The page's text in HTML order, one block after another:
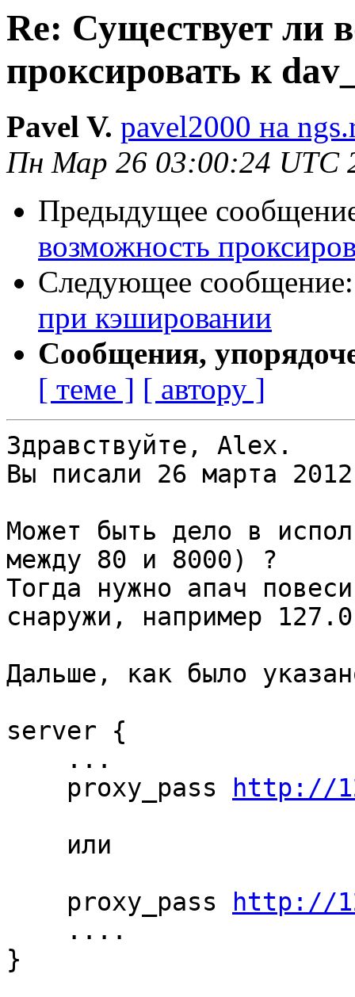
Re: Существует ли
проксировать к
Pavel V. pavel2000 на
Пн Мар 26 03:00:24 UTC
Предыдущее
возможность
Следующее
при кэшировании
Сообщения,
[ теме ] [ автору ]
Здравствуйте, Alex.
Вы писали 26 марта
Может быть дело в
между 80 и 8000) ?
Тогда нужно апач
снаружи, например
Дальше, как было
server {
    proxy_pass
http://
    proxy_pass
http://
}